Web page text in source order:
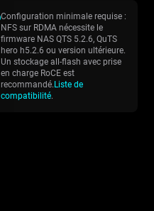
Configuration minimale requise :
NFS sur RDMA nécessite le
firmware NAS QTS 5.2.6, QuTS
hero h5.2.6 ou version ultérieure.
Un stockage all-flash avec prise
en charge RoCE est
recommandé. Liste de
compatibilité.